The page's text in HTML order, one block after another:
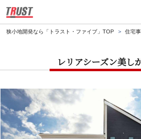
狭小地開発なら「トラスト・ファイブ」TOP 住宅
レリアシーズン美し